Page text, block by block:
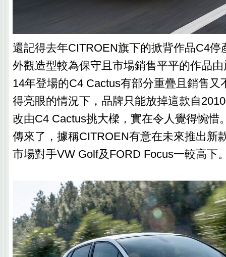
還記得去年CITROEN旗下的掀背作品C4停
外觀造型較為保守且市場銷售平平的作品
14年登場的C4 Cactus有部分重疊且銷售又
得亮眼的情況下，品牌只能放掉這款自
改由C4 Cactus挑大樑，實在令人覺得惋惜
傳來了，據稱CITROEN有意在未來推出新
市場對手VW Golf及FORD Focus一較高下